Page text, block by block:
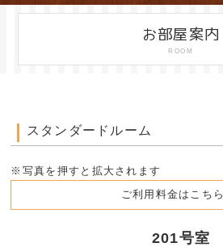
ご利用の流れ
アクセス
お部屋案内
ROOM
スタンダードルーム
※写真を押すと拡大されます
ご利用料金はこちら
201号室